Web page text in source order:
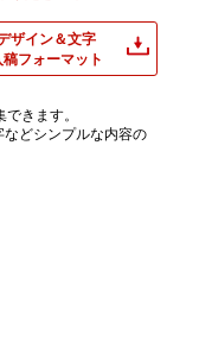
ザイン＆文字
稿フォーマット
きます。
どシンプルな内容の